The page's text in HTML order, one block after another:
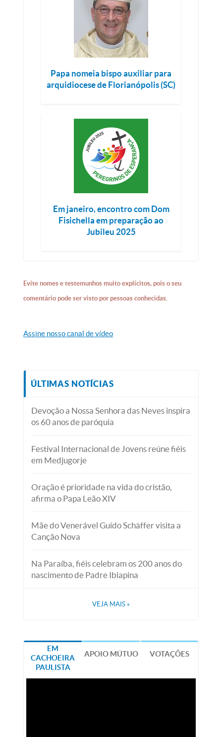
Papa nomeia bispo auxiliar para
arquidiocese de Florianópolis (SC)
Em janeiro, encontro com Dom
Fisichella em preparação ao
Jubileu 2025
Evite nomes e testemunhos muito explícitos, pois o seu
comentário pode ser visto por pessoas conhecidas.
Assine nosso canal de vídeo
ÚLTIMAS NOTÍCIAS
Devoção a Nossa Senhora das Neves inspira
os 60 anos de paróquia
Festival Internacional de Jovens reúne fiéis
em Medjugorje
Oração é prioridade na vida do cristão,
afirma o Papa Leão XIV
Mãe do Venerável Guido Schäffer visita a
Canção Nova
Na Paraíba, fiéis celebram os 200 anos do
nascimento de Padre Ibiapina
VEJA MAIS »
EM
CACHOEIRA
PAULISTA
APOIO MÚTUO VOTAÇÕES